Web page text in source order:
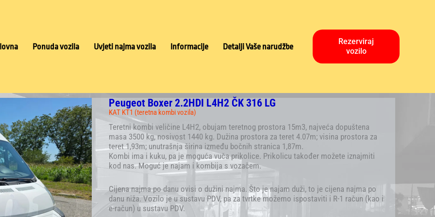
Ponuda vozila Uvjeti najma vozila Informacije Detalji Vaše narudžbe
Rezerviraj
vozilo
Peugeot Boxer 2.2HDI L4H2 ČK 316 LG
KAT KT1 (teretna kombi vozila)
Teretni kombi veličine L4H2, obujam teretnog prostora 15m3, najveća dopuštena
masa 3500 kg, nosivost 1440 kg. Dužina prostora za teret 4.07m; visina prostora za
teret 1,93m; unutrašnja širina između bočnih stranica 1,87m.
Kombi ima i kuku, pa je moguća vuča prikolice. Prikolicu također možete iznajmiti
kod nas. Moguć je najam i kombija s vozačem.
Cijena najma po danu ovisi o dužini najma. Što je najam duži, to je cijena najma po
danu niža. Vozilo je u sustavu PDV, pa za tvrtke možemo ispostaviti i R-1 račun (kao i
e-račun) u sustavu PDV.